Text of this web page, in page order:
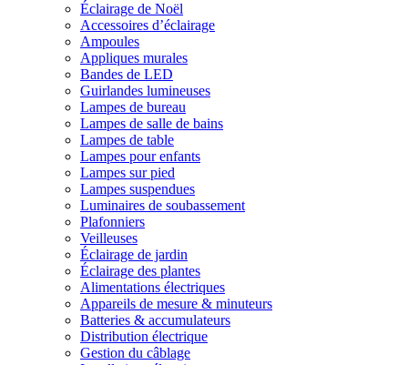
Éclairage de Noël
Accessoires d’éclairage
Ampoules
Appliques murales
Bandes de LED
Guirlandes lumineuses
Lampes de bureau
Lampes de salle de bains
Lampes de table
Lampes pour enfants
Lampes sur pied
Lampes suspendues
Luminaires de soubassement
Plafonniers
Veilleuses
Éclairage de jardin
Éclairage des plantes
Alimentations électriques
Appareils de mesure & minuteurs
Batteries & accumulateurs
Distribution électrique
Gestion du câblage